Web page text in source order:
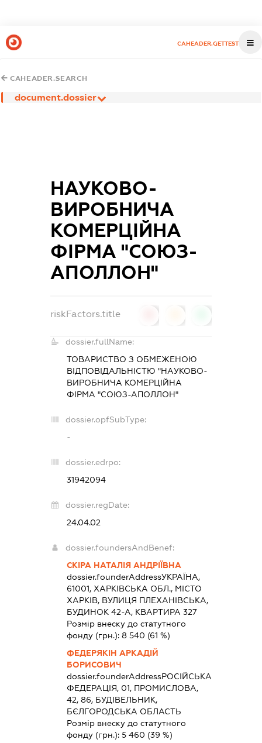
CAHEADER.GETTEST
CAHEADER.SEARCH
document.dossier
НАУКОВО-
ВИРОБНИЧА
КОМЕРЦІЙНА
ФІРМА "СОЮЗ-
АПОЛЛОН"
riskFactors.title
dossier.fullName:
ТОВАРИСТВО З ОБМЕЖЕНОЮ
ВІДПОВІДАЛЬНІСТЮ "НАУКОВО-
ВИРОБНИЧА КОМЕРЦІЙНА
ФІРМА "СОЮЗ-АПОЛЛОН"
dossier.opfSubType:
-
dossier.edrpo:
31942094
dossier.regDate:
24.04.02
dossier.foundersAndBenef:
СКІРА НАТАЛІЯ АНДРІЇВНА
dossier.founderAddressУКРАЇНА,
61001, ХАРКІВСЬКА ОБЛ., МІСТО
ХАРКІВ, ВУЛИЦЯ ПЛЕХАНІВСЬКА,
БУДИНОК 42-А, КВАРТИРА 327
Розмір внеску до статутного
фонду (грн.):8 540 (61 %)
ФЕДЕРЯКІН АРКАДІЙ
БОРИСОВИЧ
dossier.founderAddressРОСІЙСЬКА
ФЕДЕРАЦІЯ, 01, ПРОМИСЛОВА,
42, 86, БУДІВЕЛЬНИК,
БЄЛГОРОДСЬКА ОБЛАСТЬ
Розмір внеску до статутного
фонду (грн.):5 460 (39 %)